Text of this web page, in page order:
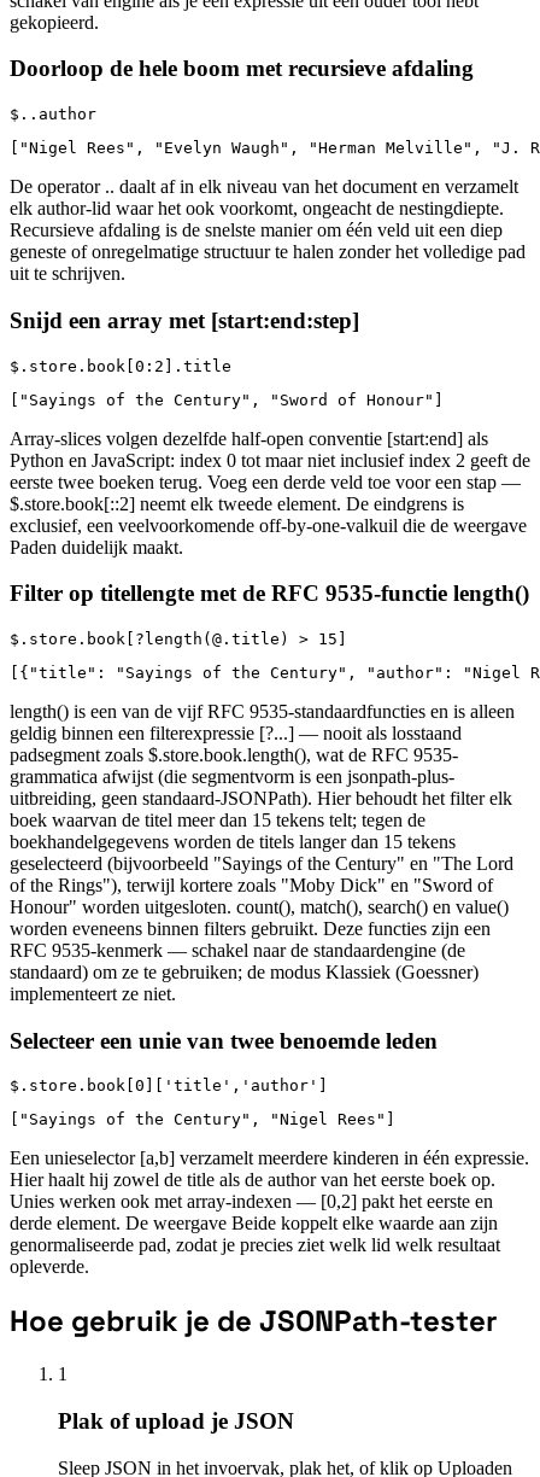
gekopieerd.
Doorloop de hele boom met recursieve afdaling
$..author
["Nigel Rees", "Evelyn Waugh", "Herman Melville", "J.
De operator .. daalt af in elk niveau van het document en verzamelt
elk author-lid waar het ook voorkomt, ongeacht de nestingdiepte.
Recursieve afdaling is de snelste manier om één veld uit een diep
geneste of onregelmatige structuur te halen zonder het volledige pad
uit te schrijven.
Snijd een array met [start:end:step]
$.store.book[0:2].title
["Sayings of the Century", "Sword of Honour"]
Array-slices volgen dezelfde half-open conventie [start:end] als
Python en JavaScript: index 0 tot maar niet inclusief index 2 geeft de
eerste twee boeken terug. Voeg een derde veld toe voor een stap —
$.store.book[::2] neemt elk tweede element. De eindgrens is
exclusief, een veelvoorkomende off-by-one-valkuil die de weergave
Paden duidelijk maakt.
Filter op titellengte met de RFC 9535-functie length()
$.store.book[?length(@.title) > 15]
[{"title": "Sayings of the Century", "author":
length() is een van de vijf RFC 9535-standaardfuncties en is alleen
geldig binnen een filterexpressie [?...] — nooit als losstaand
padsegment zoals $.store.book.length(), wat de RFC 9535-
grammatica afwijst (die segmentvorm is een jsonpath-plus-
uitbreiding, geen standaard-JSONPath). Hier behoudt het filter elk
boek waarvan de titel meer dan 15 tekens telt; tegen de
boekhandelgegevens worden de titels langer dan 15 tekens
geselecteerd (bijvoorbeeld "Sayings of the Century" en "The Lord
of the Rings"), terwijl kortere zoals "Moby Dick" en "Sword of
Honour" worden uitgesloten. count(), match(), search() en value()
worden eveneens binnen filters gebruikt. Deze functies zijn een
RFC 9535-kenmerk — schakel naar de standaardengine (de
standaard) om ze te gebruiken; de modus Klassiek (Goessner)
implementeert ze niet.
Selecteer een unie van twee benoemde leden
$.store.book[0]['title','author']
["Sayings of the Century", "Nigel Rees"]
Een unieselector [a,b] verzamelt meerdere kinderen in één expressie.
Hier haalt hij zowel de title als de author van het eerste boek op.
Unies werken ook met array-indexen — [0,2] pakt het eerste en
derde element. De weergave Beide koppelt elke waarde aan zijn
genormaliseerde pad, zodat je precies ziet welk lid welk resultaat
opleverde.
Hoe gebruik je de JSONPath-tester
1
Plak of upload je JSON
Sleep JSON in het invoervak, plak het, of klik op Uploaden